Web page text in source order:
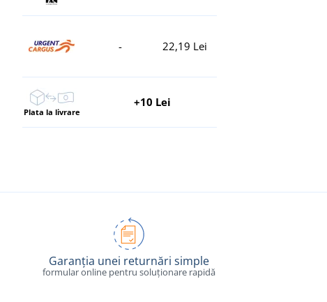
- 22,19 Lei
Plata la livrare
+10 Lei
Garanția unei returnări simple
formular online pentru soluționare rapidă